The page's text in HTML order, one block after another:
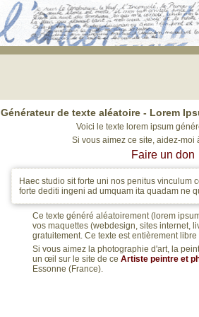
Lorem ipsum: génération de 20 mots de faux texte pour
aléatoires
Générateur de texte aléatoire - Lorem
Voici le texte lorem ipsum
Si vous aimez ce site, aidez-moi
Faire un don
Haec studio sit forte uni nos penitus vinculum
forte dediti ingeni ad umquam ita quadam ne
Ce texte généré aléatoirement (lorem
vos maquettes (webdesign, sites internet,
gratuitement. Ce texte est entièrement libre
Si vous aimez la photographie d'art, la
un œil sur le site de ce Artiste peintre et
Essonne (France).